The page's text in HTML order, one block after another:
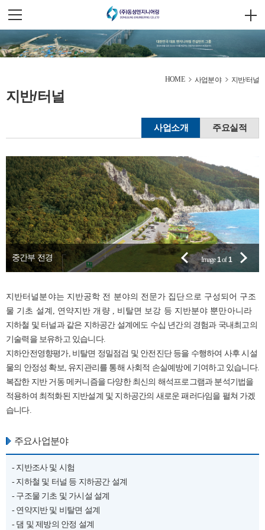
지반/터널
HOME 사업분야 지반/터널
사업소개 주요실적
Image1of1
중간부 전경
지반터널분야는 지반공학 전 분야의 전문가 집단으로 구성되어 구조
물 기초 설계, 연약지반 개량 , 비탈면 보강 등 지반분야 뿐만아니라
지하철 및 터널과 같은 지하공간 설계에도 수십 년간의 경험과 국내최고의
기술력을 보유하고 있습니다.
지하안전영향평가, 비탈면 정밀점검 및 안전진단 등을 수행하여 사후 시설
물의 안정성 확보, 유지관리를 통해 사회적 손실예방에 기여하고 있습니다.
복잡한 지반 거동 메커니즘을 다양한 최신의 해석프로그램과 분석기법을
적용하여 최적화된 지반설계 및 지하공간의 새로운 패러다임을 펼쳐 가겠
습니다.
주요사업분야
- 지반조사 및 시험
- 지하철 및 터널 등 지하공간 설계
- 구조물 기초 및 가시설 설계
- 연약지반 및 비탈면 설계
- 댐 및 제방의 안정 설계